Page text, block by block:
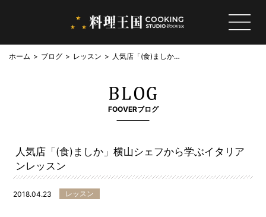
ホーム ブログ レッスン
人気店「(食)ましか」
FOOVERブログ
人気店「(食)ましか」横山シェフから学ぶイタリア
ンレッスン
2018.04.23 レッスン